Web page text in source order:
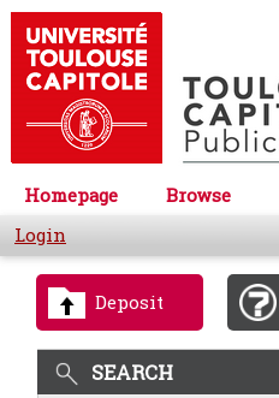
Homepage Browse
Login
Deposit
SEARCH